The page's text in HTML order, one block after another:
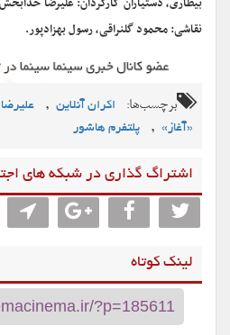
نقاشی: محمود گل­نراقی، رسول بهزادپور.
برچسب‌ها: اکران آنلاین ,
«آغاز» , پلتفرم هاشور
اشتراگ گذاری در شبکه های
لینک کوتاه